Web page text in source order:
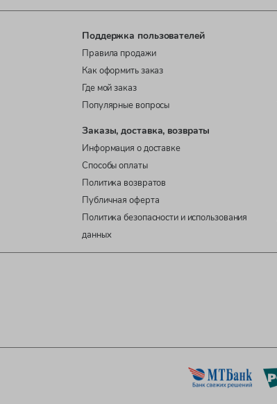
Поддержка пользователей
Правила продажи
Как оформить заказ
Где мой заказ
Популярные вопросы
Заказы, доставка, возвраты
Информация о доставке
Способы оплаты
Политика возвратов
Публичная оферта
Политика безопасности и использования
данных